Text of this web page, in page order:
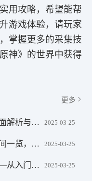
用攻略，希望能帮
游戏体验，请玩家
掌握更多的采集技
神》的世界中获得
更多
原神夜泊石采集位置指南，全面解析与实用攻略 2025-03-25
崩坏星穹铁道星芒商店刷新时间一览，全面解析与攻略 2025-03-25
剑开仙门新手快速入门攻略——从入门到精通的全方位指南 2025-03-25